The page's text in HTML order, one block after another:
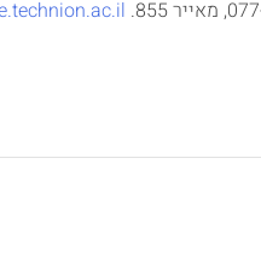
מאייר 855.